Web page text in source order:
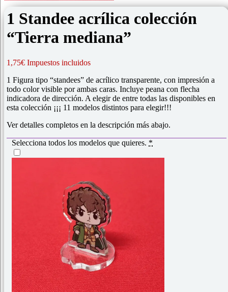
1 Standee acrílica colección
“Tierra mediana”
1,75€ Impuestos incluidos
1 Figura tipo “standees” de acrílico transparente, con impresión a
todo color visible por ambas caras. Incluye peana con flecha
indicadora de dirección. A elegir de entre todas las disponibles en
esta colección ¡¡¡ 11 modelos distintos para elegir!!!
Ver detalles completos en la descripción más abajo.
Selecciona todos los modelos que quieres. *